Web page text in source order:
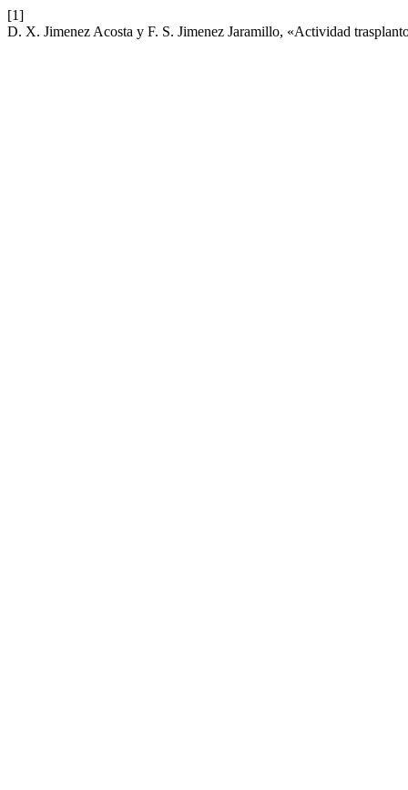
[1]
D. X. Jimenez Acosta y F. S. Jimenez Jaramillo, «Actividad